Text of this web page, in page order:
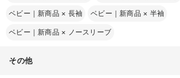
ベビー｜新商品 × 長袖 ベビー｜新商品 × 半袖
ベビー｜新商品 × ノースリーブ
その他